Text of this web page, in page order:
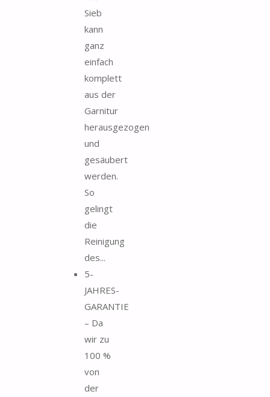
Sieb
kann
ganz
einfach
komplett
aus der
Garnitur
herausgezogen
und
gesäubert
werden.
So
gelingt
die
Reinigung
des...
5-
JAHRES-
GARANTIE
– Da
wir zu
100 %
von
der